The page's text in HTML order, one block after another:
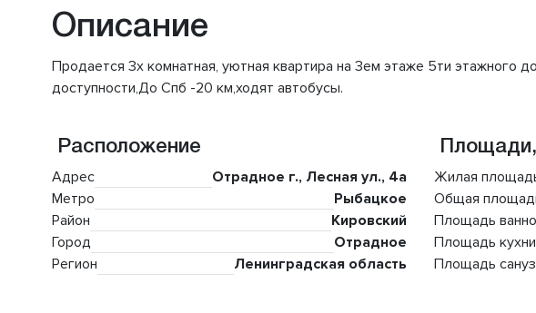
Описание
Продается 3х комнатная, уютная квартира на 3ем этаже 5ти этажного
доступности,До Спб -20 км,ходят автобусы.
Расположение
Адрес
Отрадное г., Лесная ул., 4а
Метро
Рыбацкое
Район
Кировский
Город
Отрадное
Регион
Ленинградская область
Жилая
Общая
Площадь
Площадь кухни
Площадь